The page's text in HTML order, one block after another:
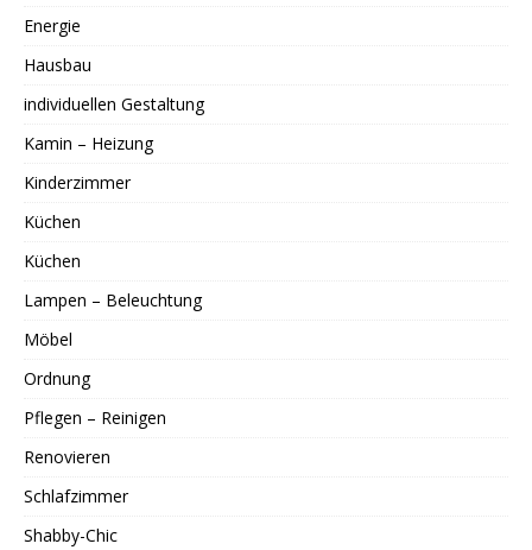
Energie
Hausbau
individuellen Gestaltung
Kamin – Heizung
Kinderzimmer
Küchen
Küchen
Lampen – Beleuchtung
Möbel
Ordnung
Pflegen – Reinigen
Renovieren
Schlafzimmer
Shabby-Chic